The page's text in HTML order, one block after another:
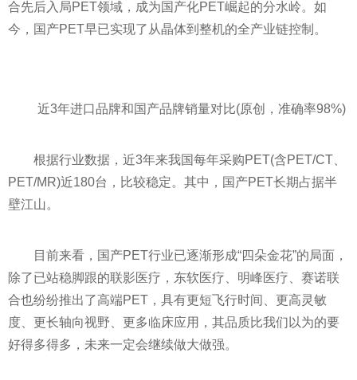
合先后入局PET领域，成为国产化PET崛起的分水岭。如
今，国产PET早已实现了从晶体到整机的全产业链控制。
近3年进口品牌和国产品牌销量对比(原创，准确率98%)
根据行业数据， 近3年来我国每年采购PET(含PET/CT、
PET/MR)近180台，比较稳定。其中，国产PET长期占据半
壁江山。
目前来看，国产PET行业已逐渐形成“四朵金花”的局面，
除了已站稳脚跟的联影医疗，东软医疗、明峰医疗、赛诺联
合也纷纷推出了高端PET，具有更短飞行时间、更高灵敏
度、更长轴向视野、更多临床应用，其品质比我们以为的要
好得多得多，未来一定会继续做大做强。